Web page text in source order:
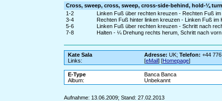
Cross, sweep, cross, sweep, cross-side-behind, hold-¼
1-2
Linken Fuß über rechten kreuzen - Rechten Fuß
3-4
Rechten Fuß hinter linken kreuzen - Linken Fuß im
5-6
Linken Fuß über rechten kreuzen - Schritt nach
7-8
Halten - ¼ Drehung rechts herum, Schritt nach
Kate Sala Adresse: UK;Telefon: +44
Links:
[eMail] [Homepage]
E-Type
Banca Banca
Album:
Unbekannt
Aufnahme: 13.06.2009; Stand: 27.02.2013